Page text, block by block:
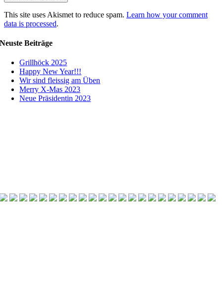
This site uses Akismet to reduce spam. Learn how your comment
data is processed.
Neuste Beiträge
Grillhöck 2025
Happy New Year!!!
Wir sind fleissig am Üben
Merry X-Mas 2023
Neue Präsidentin 2023